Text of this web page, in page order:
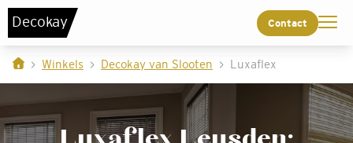
Decokay Contact
Winkels Decokay van Slooten Luxaflex